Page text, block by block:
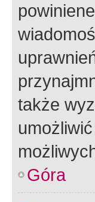
także
Góra